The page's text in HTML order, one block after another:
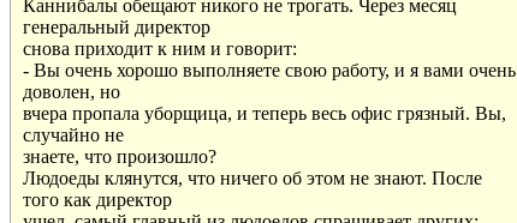
Каннибалы обещают никого не трогать. Через месяц
генеральный директор
снова приходит к ним и говорит:
- Вы очень хорошо выполняете свою работу, и я вами очень
доволен, но
вчера пропала уборщица, и теперь весь офис грязный. Вы,
случайно не
знаете, что произошло?
Людоеды клянутся, что ничего об этом не знают. После
того как директор